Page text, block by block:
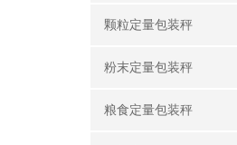
颗粒定量包装秤
粉末定量包装秤
粮食定量包装秤